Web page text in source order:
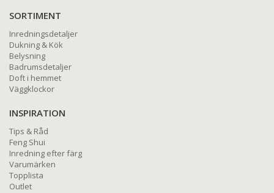
SORTIMENT
Inredningsdetaljer
Dukning & Kök
Belysning
Badrumsdetaljer
Doft i hemmet
Väggklockor
INSPIRATION
Tips & Råd
Feng Shui
Inredning efter färg
Varumärken
Topplista
Outlet